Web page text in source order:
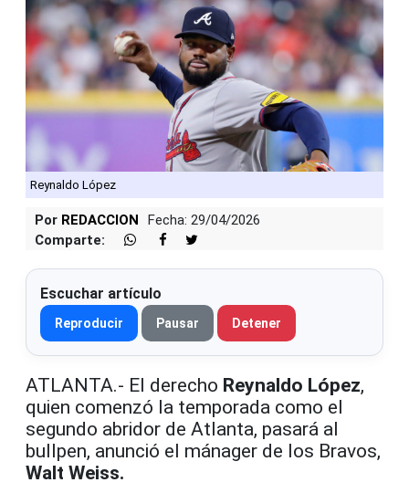
Reynaldo López
Por REDACCION
Fecha: 29/04/2026
Comparte:
Escuchar artículo
Reproducir Pausar Detener
ATLANTA.- El derecho Reynaldo López,
quien comenzó la temporada como el
segundo abridor de Atlanta, pasará al
bullpen, anunció el mánager de los Bravos,
Walt Weiss.